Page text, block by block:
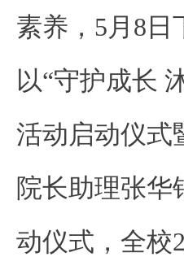
素养，5月8日
以“守护成长
活动启动仪式
院长助理张华
动仪式，全校